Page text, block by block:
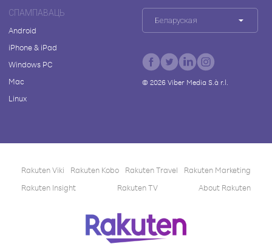
СПАМПАВАЦЬ
Android
iPhone & iPad
Windows PC
Mac
Linux
Беларуская
© 2026Viber Media S.à r.l.
Rakuten Viki Rakuten Kobo Rakuten Travel
Rakuten Marketing
Rakuten Insight
Rakuten TV About Rakuten